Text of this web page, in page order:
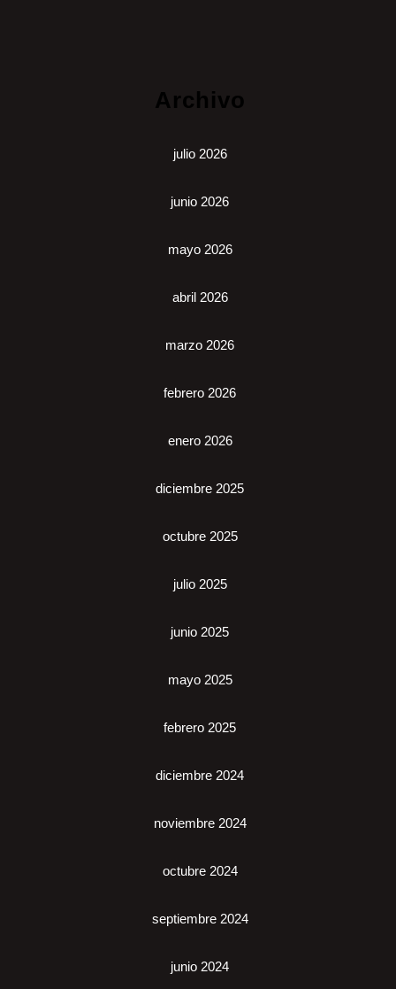
Archivo
julio 2026
junio 2026
mayo 2026
abril 2026
marzo 2026
febrero 2026
enero 2026
diciembre 2025
octubre 2025
julio 2025
junio 2025
mayo 2025
febrero 2025
diciembre 2024
noviembre 2024
octubre 2024
septiembre 2024
junio 2024